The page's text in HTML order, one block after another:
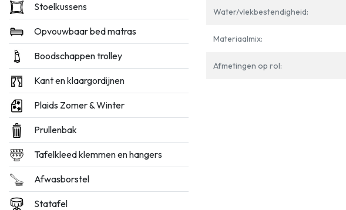
Stoelkussens
Opvouwbaar bed matras
Boodschappen trolley
Kant en klaargordijnen
Plaids Zomer & Winter
Prullenbak
Tafelkleed klemmen en hangers
Afwasborstel
Statafel
Water/vlekbestendigheid:
Materiaalmix:
Afmetingen op rol: